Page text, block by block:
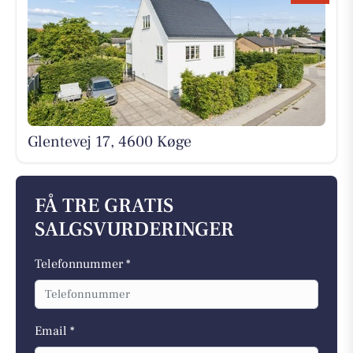
Glentevej 17, 4600 Køge
FÅ TRE GRATIS
SALGSVURDERINGER
Telefonnummer *
Email *